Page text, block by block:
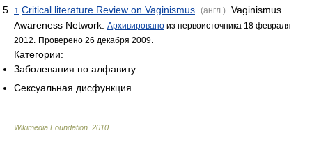
↑ Critical literature Review on Vaginismus (англ.) . Vaginismus
Awareness Network.
Архивировано из первоисточника 18 февраля
2012.
Проверено 26 декабря 2009.
Категории:
Заболевания по алфавиту
Сексуальная дисфункция
Wikimedia Foundation 2010